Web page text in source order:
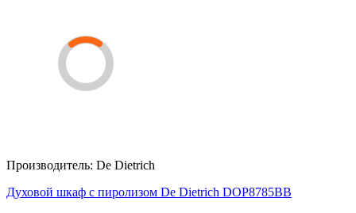
Производитель: De Dietrich
Духовой шкаф с пиролизом De Dietrich DOP8785BB